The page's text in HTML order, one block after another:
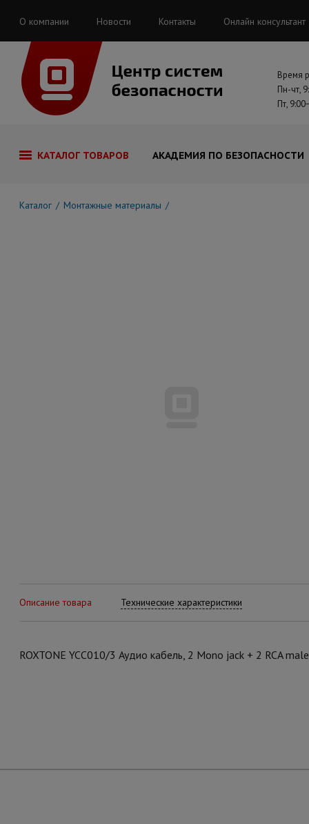
О компании Новости Контакты Онлайн консультант
Время
Пн-чт,
Пт,
КАТАЛОГ ТОВАРОВ АКАДЕМИЯ ПО БЕЗОПАСНОСТИ
Каталог Монтажные материалы
Описание товара Технические характеристики
ROXTONE YCC010/3 Аудио кабель, 2 Mono jack + 2 RCA